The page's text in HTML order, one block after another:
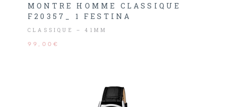
MONTRE HOMME CLASSIQUE
F20357_ 1 FESTINA
CLASSIQUE – 41MM
99,00€